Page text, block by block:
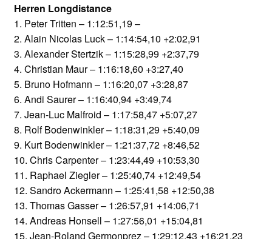
Herren Longdistance
1. Peter Tritten – 1:12:51,19 –
2. Alain Nicolas Luck – 1:14:54,10 +2:02,91
3. Alexander Stertzik – 1:15:28,99 +2:37,79
4. Christian Maur – 1:16:18,60 +3:27,40
5. Bruno Hofmann – 1:16:20,07 +3:28,87
6. Andi Saurer – 1:16:40,94 +3:49,74
7. Jean-Luc Malfroid – 1:17:58,47 +5:07,27
8. Rolf Bodenwinkler – 1:18:31,29 +5:40,09
9. Kurt Bodenwinkler – 1:21:37,72 +8:46,52
10. Chris Carpenter – 1:23:44,49 +10:53,30
11. Raphael Ziegler – 1:25:40,74 +12:49,54
12. Sandro Ackermann – 1:25:41,58 +12:50,38
13. Thomas Gasser – 1:26:57,91 +14:06,71
14. Andreas Honsell – 1:27:56,01 +15:04,81
15. Jean-Roland Germonprez – 1:29:12,43 +16:21,23